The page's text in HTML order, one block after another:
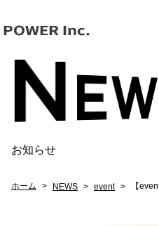
N
お知らせ
ホーム NEWS event 【